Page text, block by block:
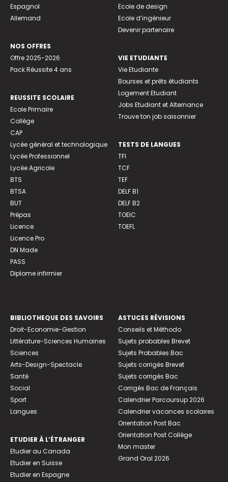
Espagnol
Allemand
NOS OFFRES
Offre 2025-2026
Pack Réussite 4 ans
REUSSITE SCOLAIRE
Ecole Primaire
Collège
CAP
Lycée général et technologique
Lycée Professionnel
Lycée Agricole
BTS
BTSA
BUT
Prépas
Licence
Licence Pro
DN Made
PASS
Diplome infirmier
Ecole de design
Ecole d’ingénieur
Devenir partenaire
VIE ETUDIANTE
Vie Etudiante
Bourses et prêts étudiants
Logement Etudiant
Jobs Etudiant et Alternance
Trouve ton job saisonnier
TESTS DE LANGUES
TFI
TCF
TEF
DELF B1
DELF B2
TOEIC
TOEFL
BIBLIOTHEQUE DES SAVOIRS
Droit-Economie-Gestion
Littérature-Sciences Humaines
Sciences
Arts-Design-Spectacle
Santé
Social
Sport
Langues
ETUDIER À L’ÉTRANGER
Etudier au Canada
Etudier en Suisse
Etudier en Espagne
ASTUCES RÉVISIONS
Conseils et Méthodo
Sujets probables Brevet
Sujets Probables Bac
Sujets corrigés Brevet
Sujets corrigés Bac
Corrigés Bac de Français
Calendrier Parcoursup 2026
Calendrier vacances scolaires
Orientation Post Bac
Orientation Post Collège
Mon master
Grand Oral 2026